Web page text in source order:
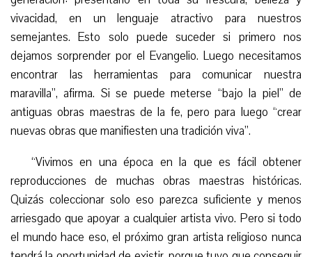
vivacidad, en un lenguaje atractivo para nuestros
semejantes. Esto solo puede suceder si primero nos
dejamos sorprender por el Evangelio. Luego necesitamos
encontrar las herramientas para comunicar nuestra
maravilla”, afirma. Si se puede meterse “bajo la piel” de
antiguas obras maestras de la fe, pero para luego “crear
nuevas obras que manifiesten una tradición viva”.
“Vivimos en una época en la que es fácil obtener
reproducciones de muchas obras maestras históricas.
Quizás coleccionar solo eso parezca suficiente y menos
arriesgado que apoyar a cualquier artista vivo. Pero si todo
el mundo hace eso, el próximo gran artista religioso nunca